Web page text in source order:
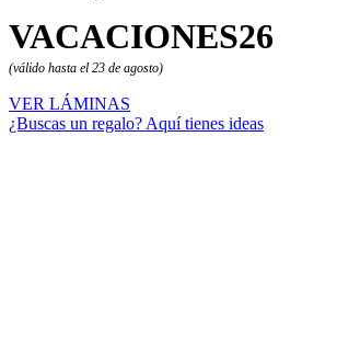
VACACIONES26
(válido hasta el 23 de agosto)
VER LÁMINAS
¿Buscas un regalo? Aquí tienes ideas